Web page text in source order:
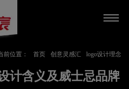
前位置： 首页 创意灵感汇
logo设计理念
计含义及威士忌品牌